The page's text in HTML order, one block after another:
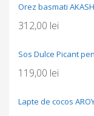
Orez basmati
312,00 lei
Sos Dulce Picant
119,00 lei
Lapte de cocos